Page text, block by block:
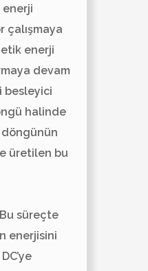
çalışmaya
enerji
devam
besleyici
halinde
döngünün
üretilen bu
süreçte
enerjisini